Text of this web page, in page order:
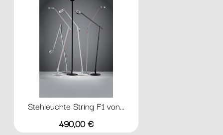
Stehleuchte String F1 von...
Preis
490,00 €